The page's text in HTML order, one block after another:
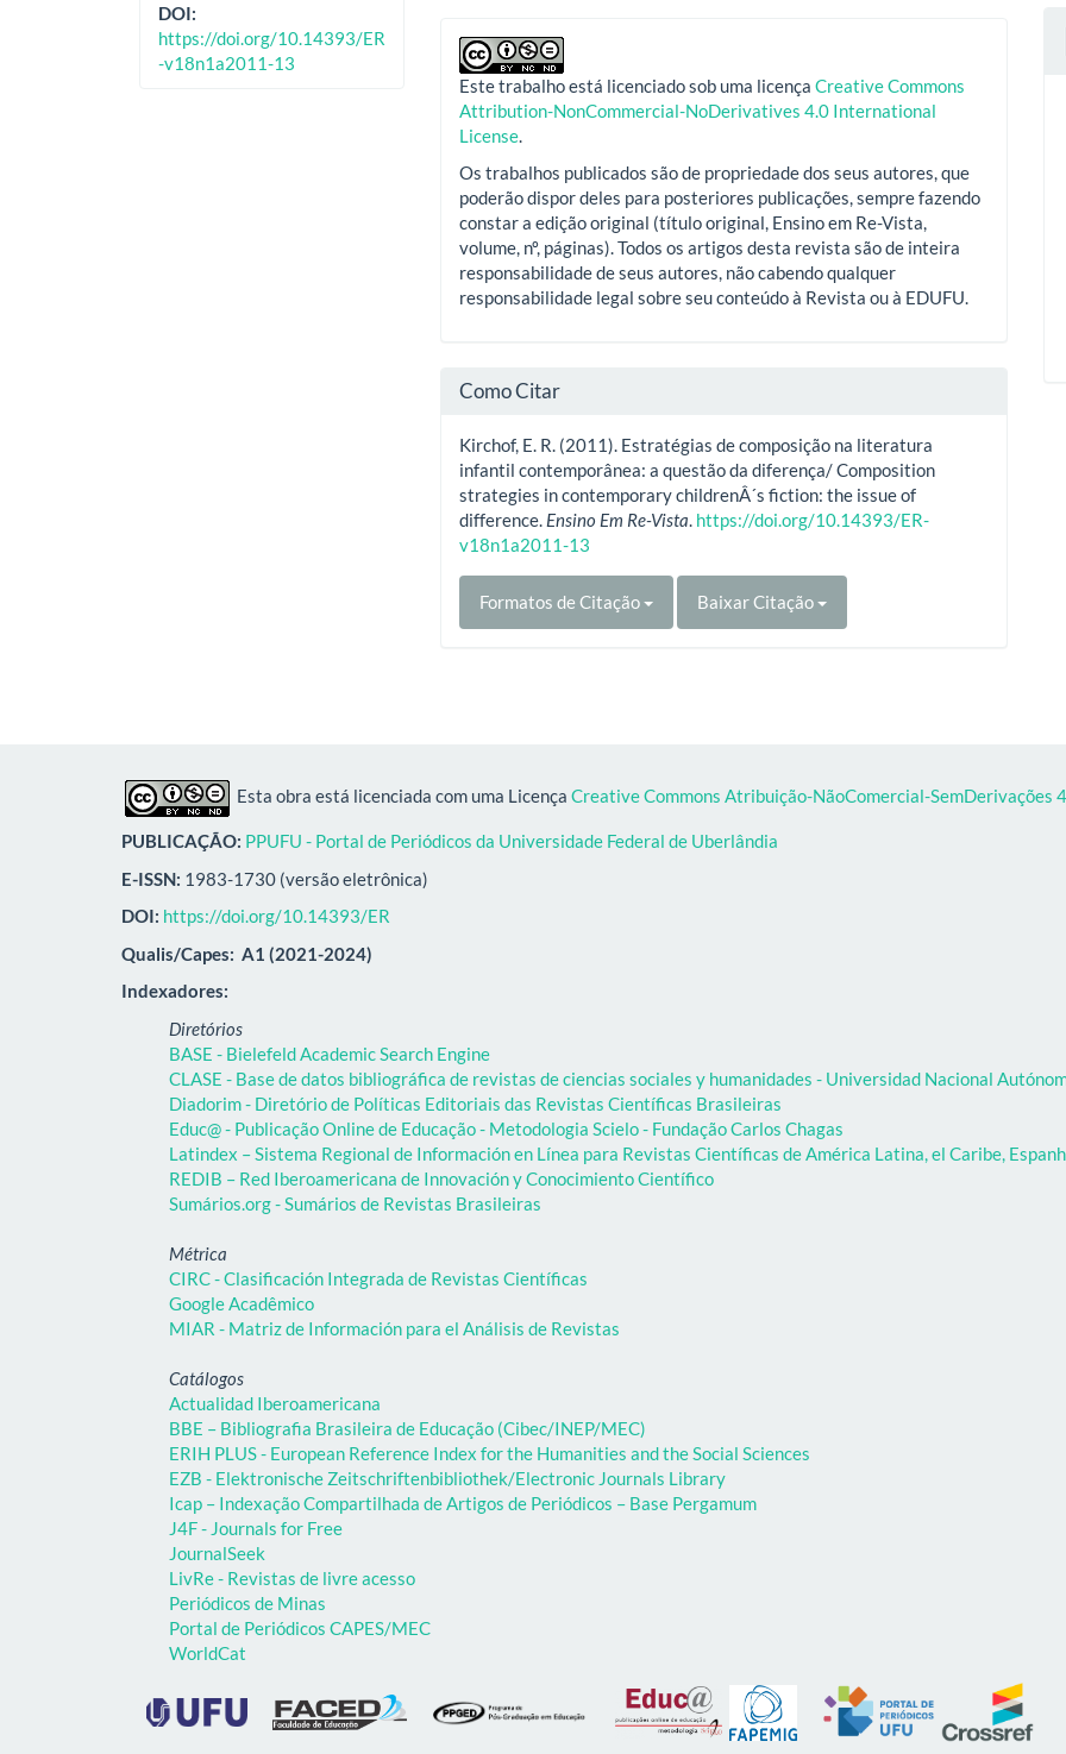
DOI:
https://doi.org/10.14393/ER
-v18n1a2011-13
Este trabalho está licenciado sob uma licençaCreative Commons
Attribution-NonCommercial-NoDerivatives 4.0 International
License
Os trabalhos publicados são de propriedade dos seus autores, que
poderão dispor deles para posteriores publicações, sempre fazendo
constar a edição original (título original, Ensino em Re-Vista,
volume, nº, páginas). Todos os artigos desta revista são de inteira
responsabilidade de seus autores, não cabendo qualquer
responsabilidade legal sobre seu conteúdo à Revista ou à EDUFU.
Como Citar
Kirchof, E. R. (2011). Estratégias de composição na literatura
infantil contemporânea: a questão da diferença/ Composition
strategies in contemporary childrenÂ´s fiction: the issue of
difference. Ensino Em Re-Vista https://doi.org/10.14393/ER-
v18n1a2011-13
Formatos de Citação Baixar Citação
Esta obra está licenciada com uma Licença Creative Commons Atribuição-NãoComercial-SemDerivações
PUBLICAÇÃO: PPUFU - Portal de Periódicos da Universidade Federal de Uberlândia
E-ISSN: 1983-1730 (versão eletrônica)
DOI: https://doi.org/10.14393/ER
Qualis/Capes: A1 (2021-2024)
Indexadores:
Diretórios
BASE - Bielefeld Academic Search Engine
CLASE - Base de datos bibliográfica de revistas de ciencias sociales y humanidades - Universidad Nacional
Diadorim - Diretório de Políticas Editoriais das Revistas Científicas Brasileiras
Educ@ - Publicação Online de Educação - Metodologia Scielo - Fundação Carlos Chagas
Latindex – Sistema Regional de Información en Línea para Revistas Científicas de América Latina, el Caribe,
REDIB – Red Iberoamericana de Innovación y Conocimiento Científico
Sumários.org - Sumários de Revistas Brasileiras
Métrica
CIRC - Clasificación Integrada de Revistas Científicas
Google Acadêmico
MIAR - Matriz de Información para el Análisis de Revistas
Catálogos
Actualidad Iberoamericana
BBE – Bibliografia Brasileira de Educação (Cibec/INEP/MEC)
ERIH PLUS - European Reference Index for the Humanities and the Social Sciences
EZB - Elektronische Zeitschriftenbibliothek/Electronic Journals Library
Icap – Indexação Compartilhada de Artigos de Periódicos – Base Pergamum
J4F - Journals for Free
JournalSeek
LivRe - Revistas de livre acesso
Periódicos de Minas
Portal de Periódicos CAPES/MEC
WorldCat